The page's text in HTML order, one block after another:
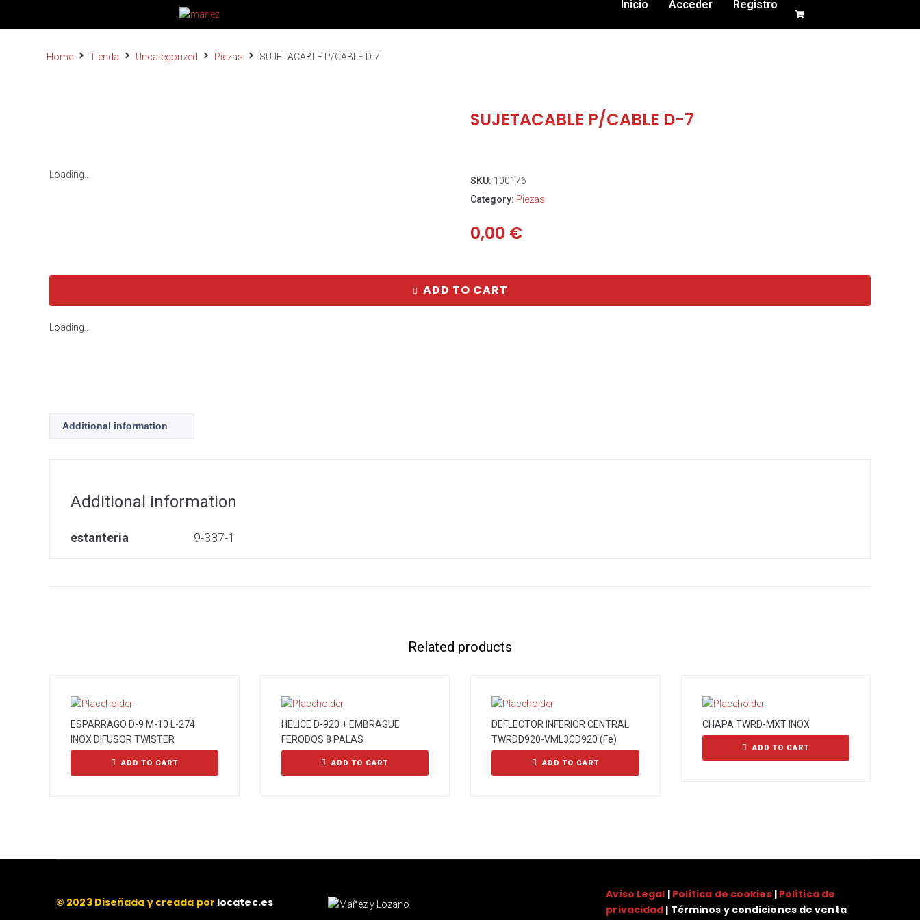
Inicio Acceder Registro
Home Tienda Uncategorized Piezas SUJETACABLE P/CABLE D-7
Loading...
SUJETACABLE P/CABLE D-7
SKU: 100176
Category: Piezas
0,00 €
ADD TO CART
Loading...
Additional information
Additional information
estanteria 9-337-1
Related products
ESPARRAGO D-9 M-10 L-274
INOX DIFUSOR TWISTER
ADD TO CART
HELICE D-920 + EMBRAGUE
FERODOS 8 PALAS
ADD TO CART
DEFLECTOR INFERIOR CENTRAL
TWRDD920-VML3CD920 (Fe)
ADD TO CART
CHAPA TWRD-MXT INOX
ADD TO CART
© 2023 Diseñada y creada por locatec.es
Aviso Legal | Política de cookies| Política de
privacidad | Términos y condiciones de venta